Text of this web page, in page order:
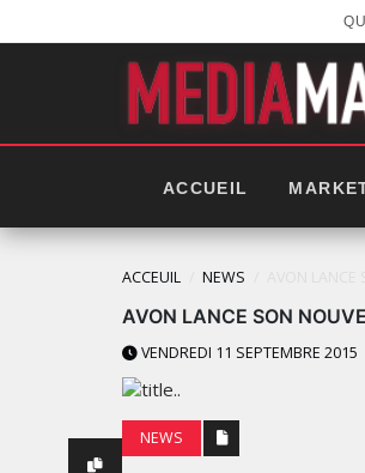
ACCUEIL
ACCEUIL NEWS
AVON LANCE SON
VENDREDI 11 SEPTEMBRE 2015
NEWS